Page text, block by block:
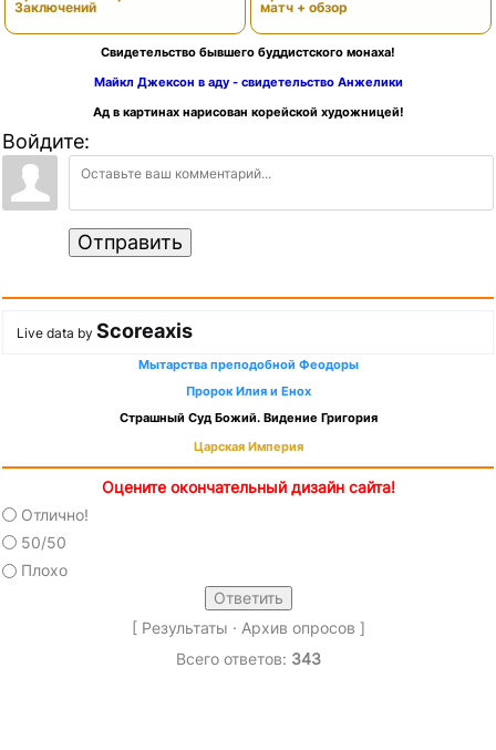
Заключений
матч + обзор
Свидетельство бывшего буддистского монаха!
Майкл Джексон в аду - свидетельство Анжелики
Ад в картинах нарисован корейской художницей!
Войдите:
Отправить
Live data by Scoreaxis
Мытарства преподобной Феодоры
Пророк Илия и Енох
Страшный Суд Божий. Видение Григория
Царская Империя
Оцените окончательный дизайн сайта!
Отлично!
50/50
Плохо
[ Результаты · Архив опросов ]
Всего ответов: 343